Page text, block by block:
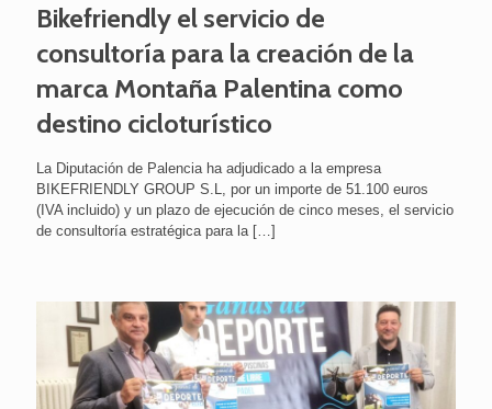
Bikefriendly el servicio de
consultoría para la creación de la
marca Montaña Palentina como
destino cicloturístico
La Diputación de Palencia ha adjudicado a la empresa
BIKEFRIENDLY GROUP S.L, por un importe de 51.100 euros
(IVA incluido) y un plazo de ejecución de cinco meses, el servicio
de consultoría estratégica para la[…]